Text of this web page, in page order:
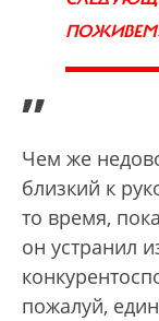
”
Чем же
близкий к
то время,
он устранил
пожалуй,